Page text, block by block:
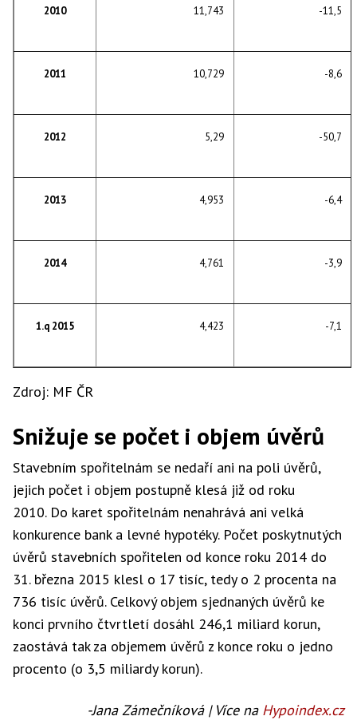
2010 11,743 -11,5
2011 10,729 -8,6
2012 5,29 -50,7
2013 4,953 -6,4
2014 4,761 -3,9
1.q 2015 4,423 -7,1
Zdroj: MF ČR
Snižuje se počet i objem úvěrů
Stavebním spořitelnám se nedaří ani na poli úvěrů,
jejich počet i objem postupně klesá již od roku
2010. Do karet spořitelnám nenahrává ani velká
konkurence bank a levné hypotéky. Počet poskytnutých
úvěrů stavebních spořitelen od konce roku 2014 do
31. března 2015 klesl o 17 tisíc, tedy o 2 procenta na
736 tisíc úvěrů. Celkový objem sjednaných úvěrů ke
konci prvního čtvrtletí dosáhl 246,1 miliard korun,
zaostává tak za objemem úvěrů z konce roku o jedno
procento (o 3,5 miliardy korun).
-Jana Zámečníková | Více na Hypoindex.cz